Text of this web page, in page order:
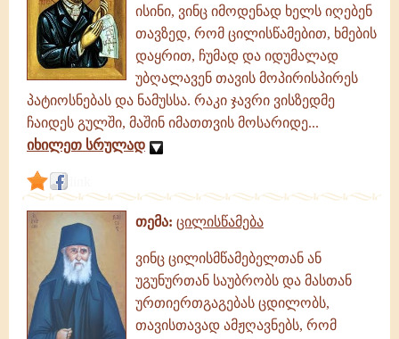
ისინი, ვინც იმოდენად ხელს იღებენ
თავზედ, რომ ცილისწამებით, ხმების
დაყრით, ჩუმად და იდუმალად
უბღალავენ თავის მოპირისპირეს
პატიოსნებას და ნამუსსა. რაკი ჯავრი ვისზედმე
ჩაიდეს გულში, მაშინ იმათთვის მოსარიდე...
იხილეთ სრულად
თემა: ცილისწამება
ვინც ცილისმწამებელთან ან
უგუნურთან საუბრობს და მასთან
ურთიერთგაგებას ცდილობს,
თავისთავად ამჟღავნებს, რომ